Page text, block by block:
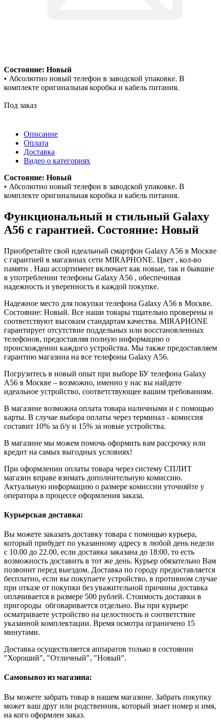
Состояние: Новый
• Абсолютно новый телефон в заводской упаковке. В
комплекте оригинальная коробка и кабель питания.
Под заказ
Описание
Оплата
Доставка
Видео о категориях
Состояние: Новый
• Абсолютно новый телефон в заводской упаковке. В
комплекте оригинальная коробка и кабель питания.
Функциональный и стильный Galaxy
A56 с гарантией. Состояние: Новый
Приобретайте свой идеальный смартфон Galaxy A56 в Москве
с гарантией в магазинах сети MIRAPHONE. Цвет , кол-во
памяти . Наш ассортимент включает как новые, так и бывшие
в употреблении телефоны Galaxy A56 , обеспечивая
надежность и уверенность в каждой покупке.
Надежное место для покупки телефона Galaxy A56 в Москве.
Состояние: Новый. Все наши товары тщательно проверены и
соответствуют высоким стандартам качества. MIRAPHONE
гарантирует отсутствие поддельных или восстановленных
телефонов, предоставляя полную информацию о
происхождении каждого устройства. Мы также предоставляем
гарантию магазина на все телефоны Galaxy A56.
Погрузитесь в новый опыт при выборе БУ телефона Galaxy
A56 в Москве – возможно, именно у нас вы найдете
идеальное устройство, соответствующее вашим требованиям.
В магазине возможна оплата товара наличными и с помощью
карты. В случае выбора оплаты через терминал - комиссия
составит 10% за б/у и 15% за новые устройства.
В магазине мы можем помочь оформить вам рассрочку или
кредит на самых выгодных условиях!
При оформлении оплаты товара через систему СПЛИТ
магазин вправе взимать дополнительную комиссию.
Актуальную информацию о размере комиссии уточняйте у
оператора в процессе оформления заказа.
Курьерская доставка:
Вы можете заказать доставку товара с помощью курьера,
который прибудет по указанному адресу в любой день недели
с 10.00 до 22.00, если доставка заказана до 18:00, то есть
возможность доставить в тот же день. Курьер обязательно Вам
позвонит перед выездом. Доставка по городу предоставляется
бесплатно, если вы покупаете устройство, в противном случае
при отказе от покупки без уважительной причины доставка
оплачивается в размере 500 рублей. Стоимость доставки в
пригороды обговаривается отдельно. Вы при курьере
осматриваете устройство на целостность и соответствие
указанной комплектации. Время осмотра ограничено 15
минутами.
Доставка осуществляется аппаратов только в состоянии
"Хороший", "Отличный", "Новый".
Самовывоз из магазина:
Вы можете забрать товар в нашем магазине. Забрать покупку
может ваш друг или родственник, который знает номер и имя,
на кого оформлен заказ.